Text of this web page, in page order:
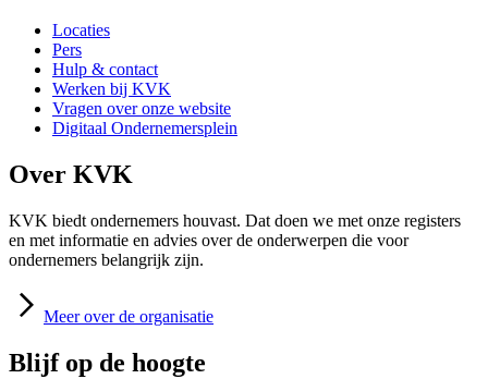
Locaties
Pers
Hulp & contact
Werken bij KVK
Vragen over onze website
Digitaal Ondernemersplein
Over KVK
KVK biedt ondernemers houvast. Dat doen we met onze registers
en met informatie en advies over de onderwerpen die voor
ondernemers belangrijk zijn.
Meer over de organisatie
Blijf op de hoogte